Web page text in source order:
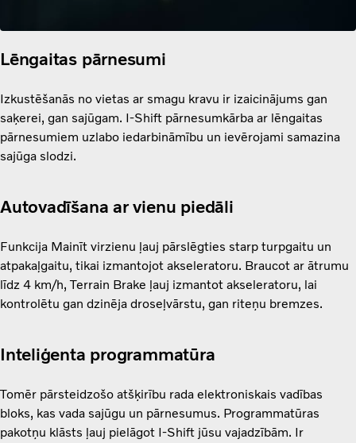
Lēngaitas pārnesumi
Izkustēšanās no vietas ar smagu kravu ir izaicinājums gan
saķerei, gan sajūgam. I-Shift pārnesumkārba ar lēngaitas
pārnesumiem uzlabo iedarbināmību un ievērojami samazina
sajūga slodzi.
Autovadīšana ar vienu piedāli
Funkcija Mainīt virzienu ļauj pārslēgties starp turpgaitu un
atpakaļgaitu, tikai izmantojot akseleratoru. Braucot ar ātrumu
līdz 4 km/h, Terrain Brake ļauj izmantot akseleratoru, lai
kontrolētu gan dzinēja droseļvārstu, gan riteņu bremzes.
Inteliģenta programmatūra
Tomēr pārsteidzošo atšķirību rada elektroniskais vadības
bloks, kas vada sajūgu un pārnesumus. Programmatūras
pakotņu klāsts ļauj pielāgot I-Shift jūsu vajadzībām. Ir